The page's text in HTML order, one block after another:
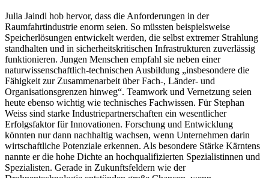
Julia Jaindl hob hervor, dass die Anforderungen in der
Raumfahrtindustrie enorm seien. So müssten beispielsweise
Speicherlösungen entwickelt werden, die selbst extremer Strahlung
standhalten und in sicherheitskritischen Infrastrukturen zuverlässig
funktionieren. Jungen Menschen empfahl sie neben einer
naturwissenschaftlich-technischen Ausbildung „insbesondere die
Fähigkeit zur Zusammenarbeit über Fach-, Länder- und
Organisationsgrenzen hinweg“. Teamwork und Vernetzung seien
heute ebenso wichtig wie technisches Fachwissen. Für Stephan
Weiss sind starke Industriepartnerschaften ein wesentlicher
Erfolgsfaktor für Innovationen. Forschung und Entwicklung
könnten nur dann nachhaltig wachsen, wenn Unternehmen darin
wirtschaftliche Potenziale erkennen. Als besondere Stärke Kärntens
nannte er die hohe Dichte an hochqualifizierten Spezialistinnen und
Spezialisten. Gerade in Zukunftsfeldern wie der